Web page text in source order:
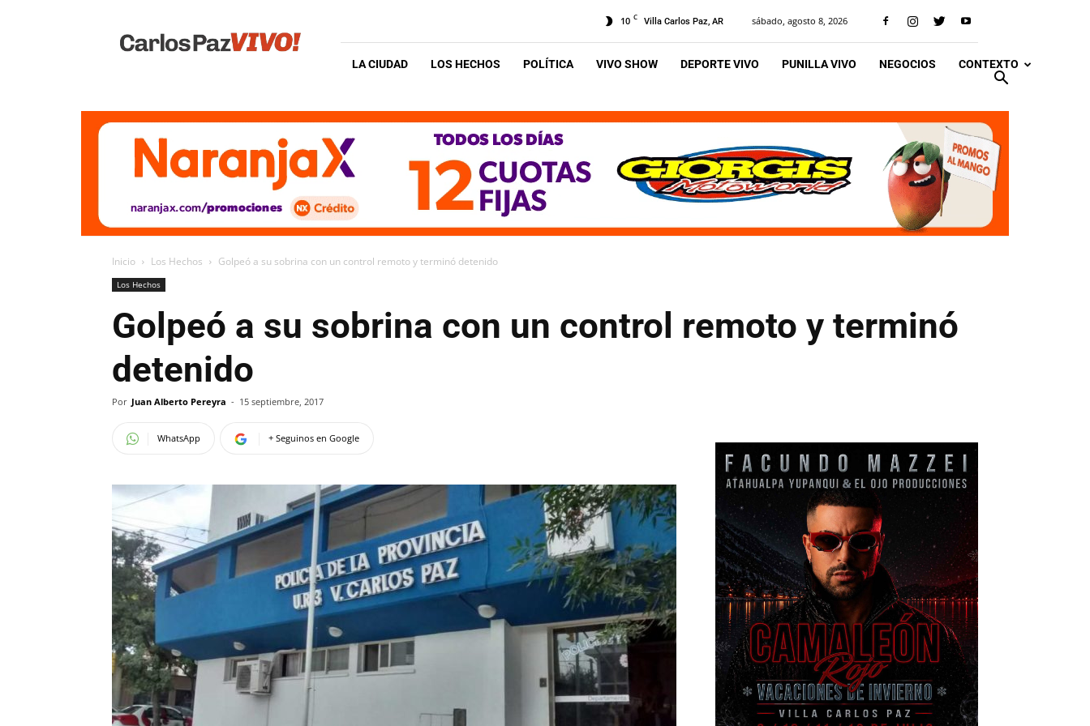
Vivo
10 C Villa Carlos Paz, AR sábado, agosto 8, 2026
LA CIUDAD LOS HECHOS POLÍTICA VIVO SHOW DEPORTE VIVO PUNILLA VIVO NEGOCIOS CONTEXTO
Inicio Los Hechos Golpeó a su sobrina con un control remoto y terminó detenido
Los Hechos
Golpeó a su sobrina con un control remoto y terminó
detenido
Por Juan Alberto Pereyra - 15 septiembre, 2017
WhatsApp + Seguinos en Google